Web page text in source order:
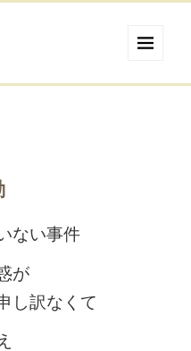
ない事件
が
し訳なくて